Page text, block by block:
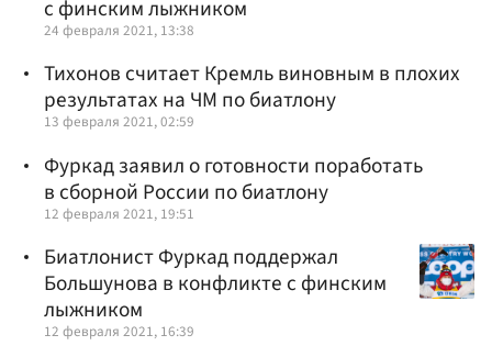
с финским лыжником
24 февраля 2021, 13:38
Тихонов считает Кремль виновным в плохих
результатах на ЧМ по биатлону
13 февраля 2021, 02:59
Фуркад заявил о готовности поработать
в сборной России по биатлону
12 февраля 2021, 19:51
Биатлонист Фуркад поддержал
Большунова в конфликте с финским
лыжником
12 февраля 2021, 16:39